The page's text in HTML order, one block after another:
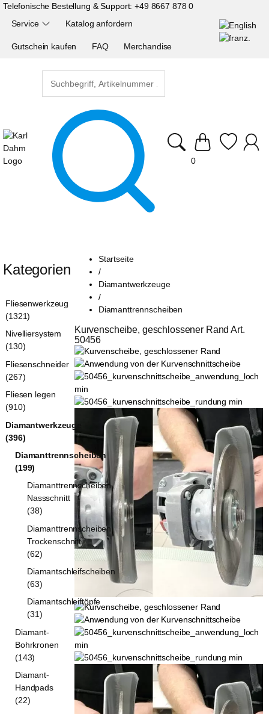
Telefonische Bestellung & Support:+49 8667 878 0
Service Katalog anfordern
Gutschein kaufen FAQ Merchandise
0
Startseite
/
Diamantwerkzeuge
/
Diamanttrennscheiben
Kurvenscheibe, geschlossener Rand Art.
50456
Kategorien
Fliesenwerkzeug
(1321)
Nivelliersystem
(130)
Fliesenschneider
(267)
Fliesen legen
(910)
Diamantwerkzeuge
(396)
Diamanttrennscheiben
(199)
Diamanttrennscheiben
Nassschnitt
(38)
Diamanttrennscheiben
Trockenschnitt
(62)
Diamantschleifscheiben
(63)
Diamantschleiftöpfe
(31)
Diamant-
Bohrkronen
(143)
Diamant-
Handpads
(22)